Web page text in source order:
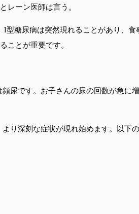
レーン医師は言う。
型糖尿病は突然現れることがあり、
ことが重要です。
尿です。お子さんの尿の回数が急
り深刻な症状が現れ始めます。以下